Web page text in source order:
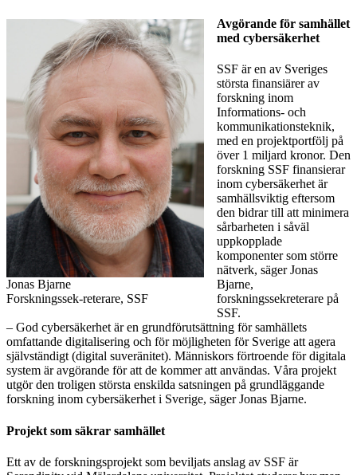
Jonas Bjarne
Forskningssek-reterare, SSF
Avgörande för samhället
med cybersäkerhet
SSF är en av Sveriges
största finansiärer av
forskning inom
Informations- och
kommunikationsteknik,
med en projektportfölj på
över 1 miljard kronor. Den
forskning SSF finansierar
inom cybersäkerhet är
samhällsviktig eftersom
den bidrar till att minimera
sårbarheten i såväl
uppkopplade
komponenter som större
nätverk, säger Jonas
Bjarne,
forskningssekreterare på
SSF.
– God cybersäkerhet är en grundförutsättning för samhällets
omfattande digitalisering och för möjligheten för Sverige att agera
självständigt (digital suveränitet). Människors förtroende för digitala
system är avgörande för att de kommer att användas. Våra projekt
utgör den troligen största enskilda satsningen på grundläggande
forskning inom cybersäkerhet i Sverige, säger Jonas Bjarne.
Projekt som säkrar samhället
Ett av de forskningsprojekt som beviljats anslag av SSF är